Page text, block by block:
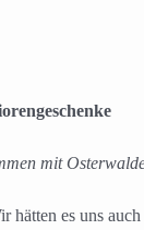
mit
hätten es uns